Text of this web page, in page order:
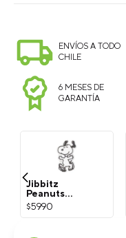
ENVÍOS A TODO
CHILE
6 MESES DE
GARANTÍA
Jibbitz
Peanuts
Snoopy
Blanco Crocs
$5990